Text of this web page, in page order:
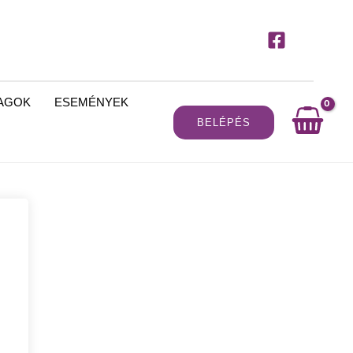
ESEMÉNYEK
BELÉPÉS